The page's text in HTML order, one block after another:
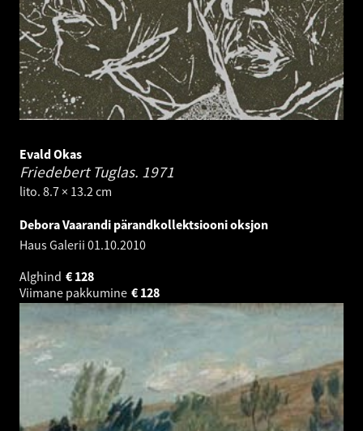
Evald Okas
Friedebert Tuglas. 1971
lito. 8.7 × 13.2 cm
Debora Vaarandi pärandkollektsiooni oksjon
Haus Galerii 01.10.2010
Alghind
128
€
Viimane pakkumine
128
€